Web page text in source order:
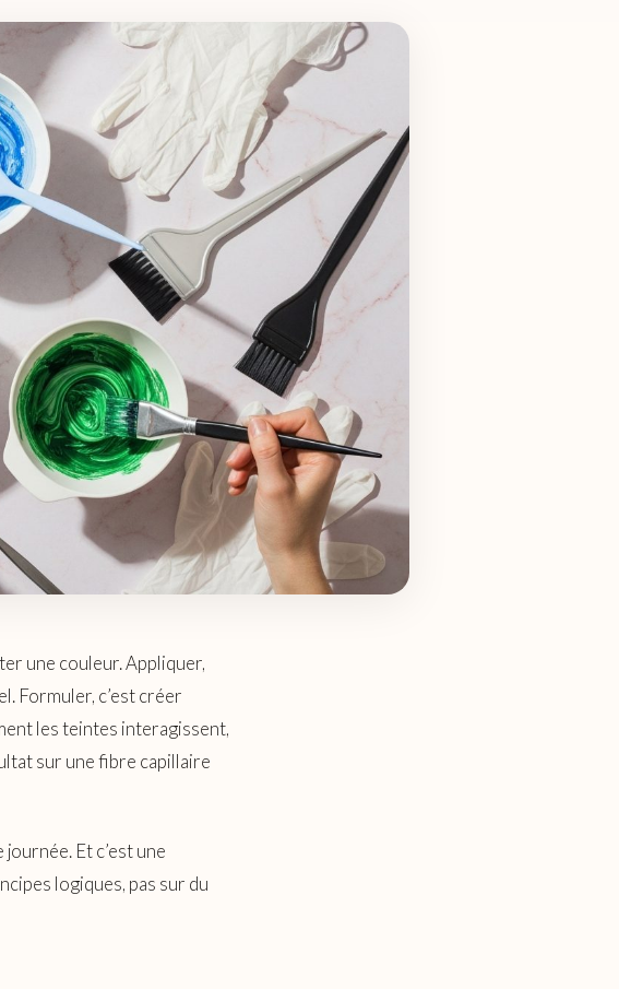
une couleur. Appliquer,
Formuler, c’est créer
les teintes interagissent,
sur une fibre capillaire
Et c’est une
logiques, pas sur du